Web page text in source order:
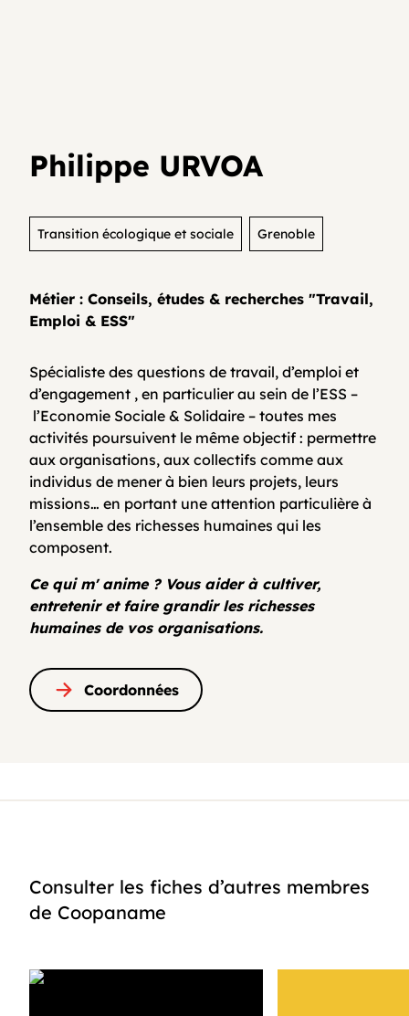
Coopératifs!
Organisme de formation
Contactez-nous
FAQ
Philippe URVOA
Transition écologique et sociale Grenoble
Métier : Conseils, études & recherches "Travail,
Emploi & ESS"
Spécialiste des questions de travail, d’emploi et
d’engagement , en particulier au sein de l’ESS –
l’Economie Sociale & Solidaire – toutes mes
activités poursuivent le même objectif : permettre
aux organisations, aux collectifs comme aux
individus de mener à bien leurs projets, leurs
missions… en portant une attention particulière à
l’ensemble des richesses humaines qui les
composent.
Ce qui m' anime ? Vous aider à cultiver,
entretenir et faire grandir les richesses
humaines de vos organisations.
Coordonnées
Consulter les fiches d’autres membres
de Coopaname